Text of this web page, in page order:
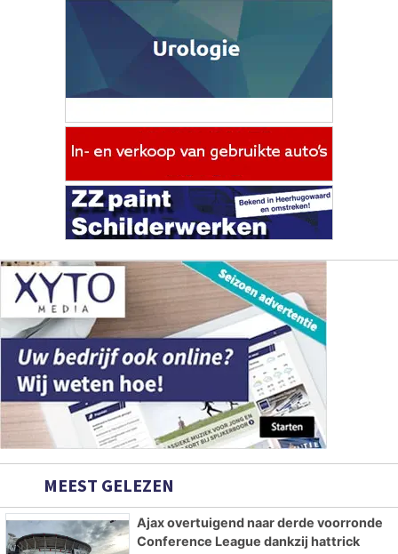
MEEST GELEZEN
Ajax overtuigend naar derde voorronde
Conference League dankzij hattrick